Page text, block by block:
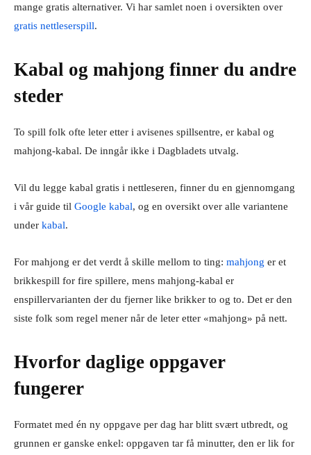
mange gratis alternativer. Vi har samlet noen i oversikten over
gratis nettleserspill.
Kabal og mahjong finner du andre
steder
To spill folk ofte leter etter i avisenes spillsentre, er kabal og
mahjong-kabal. De inngår ikke i Dagbladets utvalg.
Vil du legge kabal gratis i nettleseren, finner du en gjennomgang
i vår guide til Google kabal, og en oversikt over alle variantene
under kabal.
For mahjong er det verdt å skille mellom to ting: mahjong er et
brikkespill for fire spillere, mens mahjong-kabal er
enspillervarianten der du fjerner like brikker to og to. Det er den
siste folk som regel mener når de leter etter «mahjong» på nett.
Hvorfor daglige oppgaver
fungerer
Formatet med én ny oppgave per dag har blitt svært utbredt, og
grunnen er ganske enkel: oppgaven tar få minutter, den er lik for